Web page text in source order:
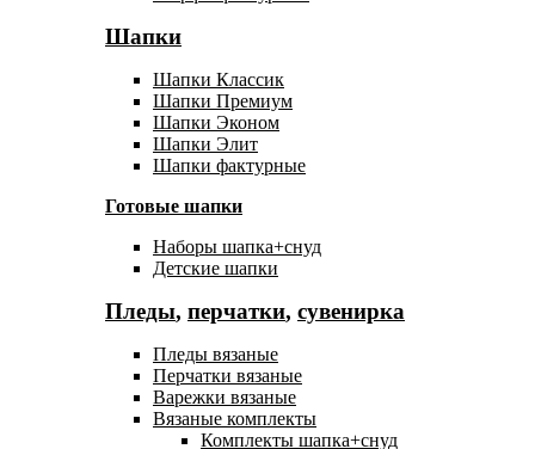
Шапки
Шапки Классик
Шапки Премиум
Шапки Эконом
Шапки Элит
Шапки фактурные
Готовые шапки
Наборы шапка+снуд
Детские шапки
Пледы, перчатки, сувенирка
Пледы вязаные
Перчатки вязаные
Варежки вязаные
Вязаные комплекты
Комплекты шапка+снуд